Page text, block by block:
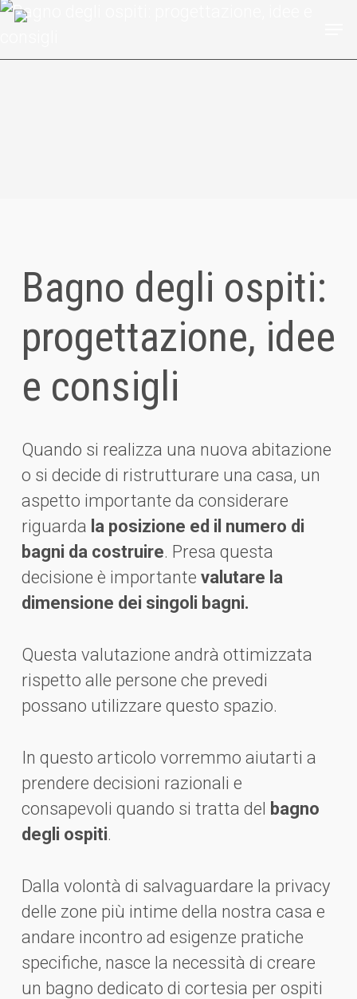
Skip
main
Bagno degli ospiti:
progettazione, idee
e consigli
Quando si realizza una nuova abitazione
o si decide di ristrutturare una casa, un
aspetto importante da considerare
riguarda la posizione ed il numero di
bagni da costruire. Presa questa
decisione è importante valutare la
dimensione dei singoli bagni.
Questa valutazione andrà ottimizzata
rispetto alle persone che prevedi
possano utilizzare questo spazio.
In questo articolo vorremmo aiutarti a
prendere decisioni razionali e
consapevoli quando si tratta del bagno
degli ospiti.
Dalla volontà di salvaguardare la privacy
delle zone più intime della nostra casa e
andare incontro ad esigenze pratiche
specifiche, nasce la necessità di creare
un bagno dedicato di cortesia per ospiti